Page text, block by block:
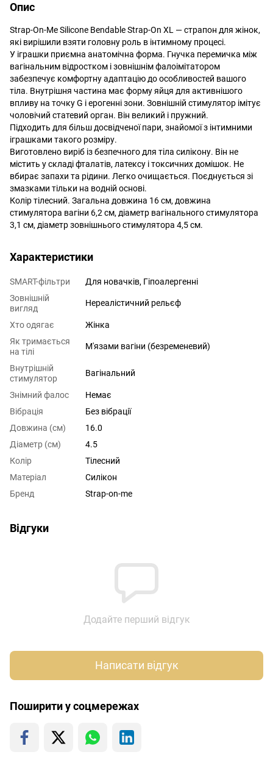
Опис
Strap-On-Me Silicone Bendable Strap-On ХL — страпон для жінок,
які вирішили взяти головну роль в інтимному процесі.
У іграшки приємна анатомічна форма. Гнучка перемичка між
вагінальним відростком і зовнішнім фалоімітатором
забезпечує комфортну адаптацію до особливостей вашого
тіла. Внутрішня частина має форму яйця для активнішого
впливу на точку G і ерогенні зони. Зовнішній стимулятор імітує
чоловічий статевий орган. Він великий і пружний.
Підходить для більш досвідченої пари, знайомої з інтимними
іграшками такого розміру.
Виготовлено виріб із безпечного для тіла силікону. Він не
містить у складі фталатів, латексу і токсичних домішок. Не
вбирає запахи та рідини. Легко очищається. Поєднується зі
змазками тільки на водній основі.
Колір тілесний. Загальна довжина 16 см, довжина
стимулятора вагіни 6,2 см, діаметр вагінального стимулятора
3,1 см, діаметр зовнішнього стимулятора 4,5 см.
Характеристики
SMART-фільтри
Для новачків, Гіпоалергенні
Зовнішній
вигляд
Нереалістичний рельєф
Хто одягає
Жінка
Як тримається
на тілі
М'язами вагіни (безременевий)
Внутрішній
стимулятор
Вагінальний
Знімний фалос
Немає
Вібрація
Без вібрації
Довжина (см)
16.0
Діаметр (см)
4.5
Колір
Тілесний
Матеріал
Силікон
Бренд
Strap-on-me
Відгуки
Додайте перший відгук
Написати відгук
Поширити у соцмережах